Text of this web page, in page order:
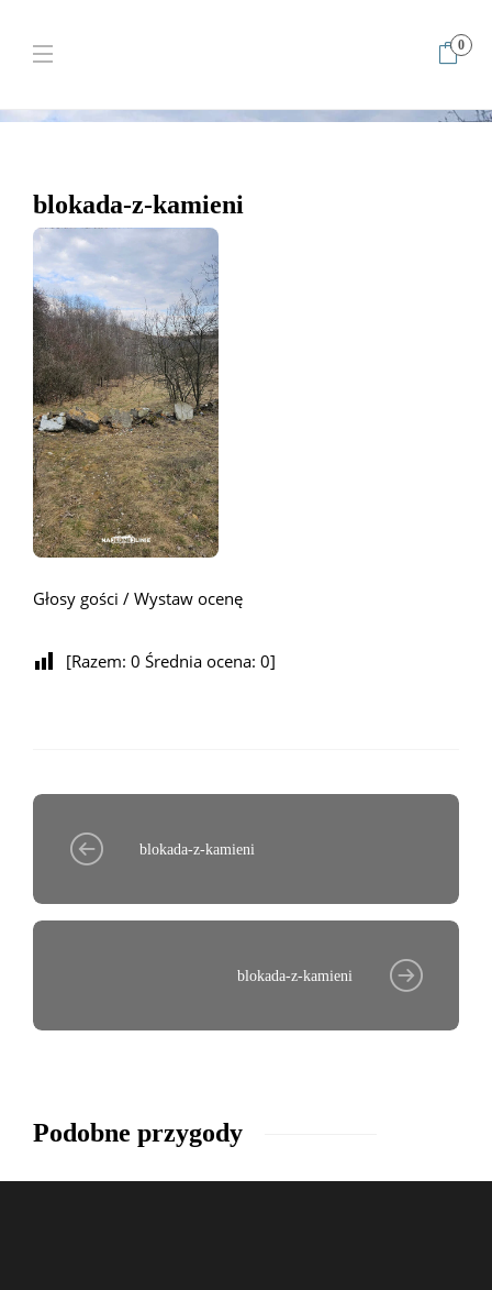
0
blokada-z-kamieni
Głosy gości / Wystaw ocenę
[Razem: 0 Średnia ocena: 0]
blokada-z-kamieni
blokada-z-kamieni
Podobne przygody